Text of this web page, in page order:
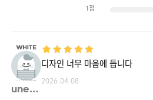
1점
une02**
디자인 너무 마음에 듭니다
2026.04.08